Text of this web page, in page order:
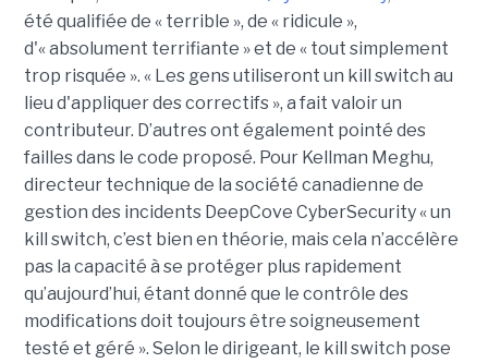
été qualifiée de « terrible », de « ridicule »,
d'« absolument terrifiante » et de « tout simplement
trop risquée ». « Les gens utiliseront un kill switch au
lieu d'appliquer des correctifs », a fait valoir un
contributeur. D’autres ont également pointé des
failles dans le code proposé. Pour Kellman Meghu,
directeur technique de la société canadienne de
gestion des incidents DeepCove CyberSecurity « un
kill switch, c’est bien en théorie, mais cela n’accélère
pas la capacité à se protéger plus rapidement
qu’aujourd’hui, étant donné que le contrôle des
modifications doit toujours être soigneusement
testé et géré ». Selon le dirigeant, le kill switch pose